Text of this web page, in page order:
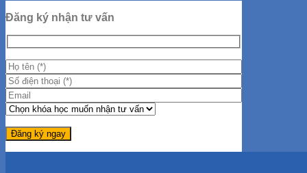
Đăng ký nhận tư vấn